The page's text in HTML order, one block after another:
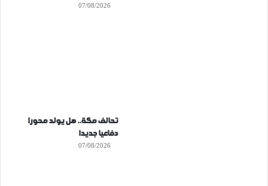
07/08/2026
تحالف مكة.. هل يولد محورا
دفاعيا جديدا
07/08/2026